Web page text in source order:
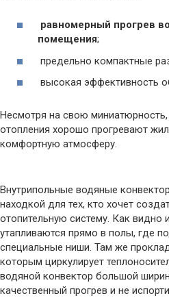
равномерный прогрев
помещения;
предельно компактные
высокая эффективность
Несмотря на свою
отопления хорошо прогревают
комфортную атмосферу.
Внутрипольные водяные
находкой для тех, кто хочет
отопительную систему. Как видно
утапливаются прямо в полы, где
специальные ниши. Там же
которым циркулирует
водяной конвектор большой
качественный прогрев и не